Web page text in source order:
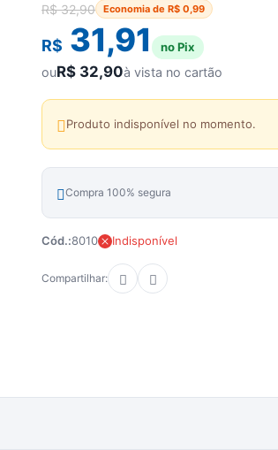
R$32,90 Economia de R$ 0,99
R$ 31,91 no Pix
ouR$ 32,90à vista no cartão
Produto indisponível no momento.
Compra 100% segura
Cód.:8010 Indisponível
Compartilhar: